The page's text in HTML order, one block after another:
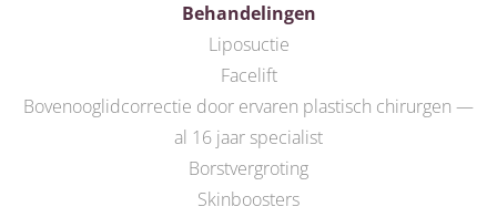
Behandelingen
Liposuctie
Facelift
Bovenooglidcorrectie door ervaren plastisch chirurgen —
al 16 jaar specialist
Borstvergroting
Skinboosters